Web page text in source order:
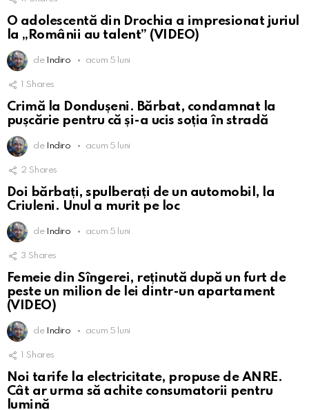
O adolescentă din Drochia a impresionat juriul
la „Românii au talent” (VIDEO)
de Indiro acum 5 luni
1 Shares
Crimă la Dondușeni. Bărbat, condamnat la
pușcărie pentru că și-a ucis soția în stradă
de Indiro acum 5 luni
2 Shares
Doi bărbați, spulberați de un automobil, la
Criuleni. Unul a murit pe loc
de Indiro acum 5 luni
3 Shares
Femeie din Sîngerei, reținută după un furt de
peste un milion de lei dintr-un apartament
(VIDEO)
de Indiro acum 5 luni
1 Shares
Noi tarife la electricitate, propuse de ANRE.
Cât ar urma să achite consumatorii pentru
lumină